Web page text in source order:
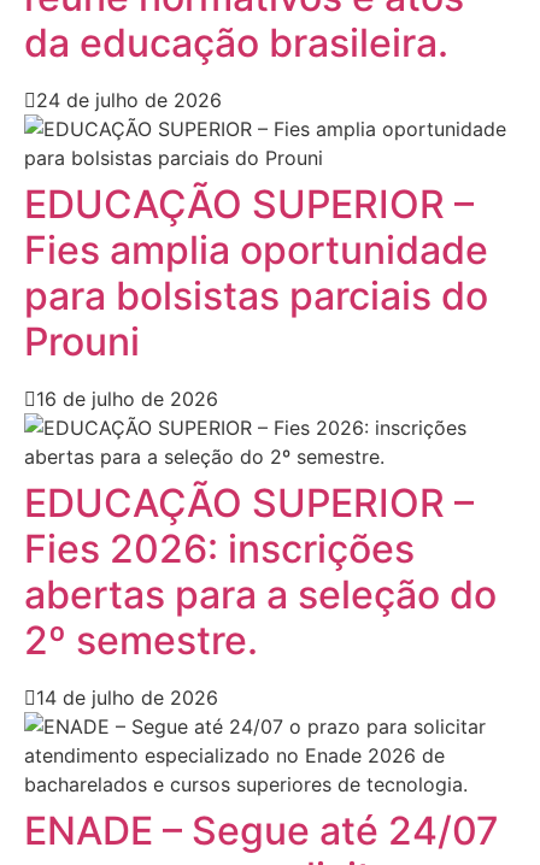
da educação brasileira.
24 de julho de 2026
EDUCAÇÃO SUPERIOR –
Fies amplia oportunidade
para bolsistas parciais do
Prouni
16 de julho de 2026
EDUCAÇÃO SUPERIOR –
Fies 2026: inscrições
abertas para a seleção do
2º semestre.
14 de julho de 2026
ENADE – Segue até 24/07